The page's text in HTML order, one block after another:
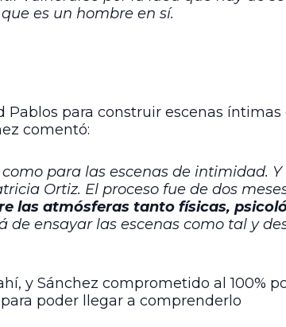
es un hombre en sí.
Pablos para construir escenas íntimas
comentó:
para las escenas de intimidad.
Ortiz. El proceso fue de dos
las atmósferas tanto físicas,
de ensayar las escenas como tal y
y Sánchez comprometido al 100%
poder llegar a comprenderlo